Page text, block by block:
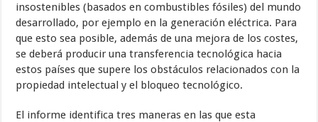
insostenibles (basados en combustibles fósiles) del mundo
desarrollado, por ejemplo en la generación eléctrica. Para
que esto sea posible, además de una mejora de los costes,
se deberá producir una transferencia tecnológica hacia
estos países que supere los obstáculos relacionados con la
propiedad intelectual y el bloqueo tecnológico.
El informe identifica tres maneras en las que esta